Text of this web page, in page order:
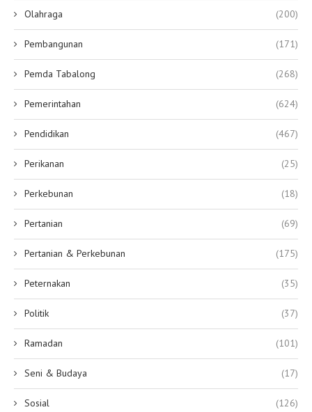
Olahraga (200)
Pembangunan (171)
Pemda Tabalong (268)
Pemerintahan (624)
Pendidikan (467)
Perikanan (25)
Perkebunan (18)
Pertanian (69)
Pertanian & Perkebunan (175)
Peternakan (35)
Politik (37)
Ramadan (101)
Seni & Budaya (17)
Sosial (126)